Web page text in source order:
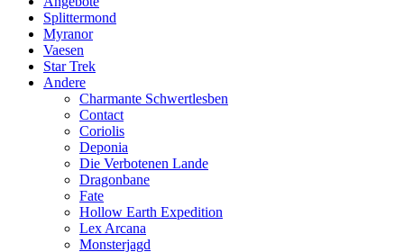
Splittermond
Myranor
Vaesen
Star Trek
Andere
Charmante Schwertlesben
Contact
Coriolis
Deponia
Die Verbotenen Lande
Dragonbane
Fate
Hollow Earth Expedition
Lex Arcana
Monsterjagd